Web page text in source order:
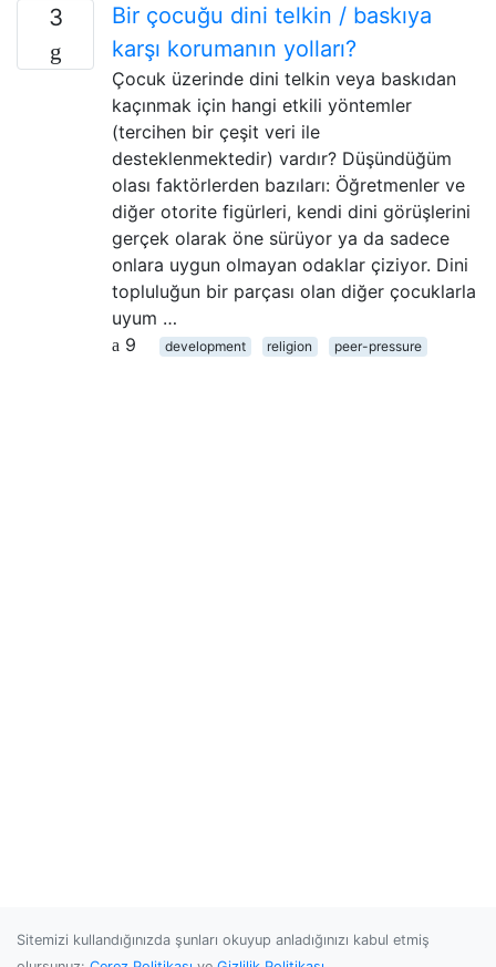
3
Bir çocuğu dini telkin / baskıya
karşı korumanın yolları?
Çocuk üzerinde dini telkin veya baskıdan
kaçınmak için hangi etkili yöntemler
(tercihen bir çeşit veri ile
desteklenmektedir) vardır? Düşündüğüm
olası faktörlerden bazıları: Öğretmenler ve
diğer otorite figürleri, kendi dini görüşlerini
gerçek olarak öne sürüyor ya da sadece
onlara uygun olmayan odaklar çiziyor. Dini
topluluğun bir parçası olan diğer çocuklarla
uyum …
9
development religion peer-pressure
Sitemizi kullandığınızda şunları okuyup anladığınızı kabul etmiş